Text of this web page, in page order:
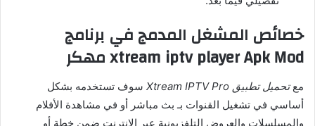
خصائص المشغل المدمج في برنامج
xtream iptv player Apk Mod مهكر
معتحميل تطبيق Xtream IPTV Pro
سوف تستخدمه بشكل
أساسي في تشغيل القنوات بـ بث مباشر أو في مشاهدة الأفلام
والمسلسلات والعروض التلفزيونية عبر الإنترنت ضمن خطة أو